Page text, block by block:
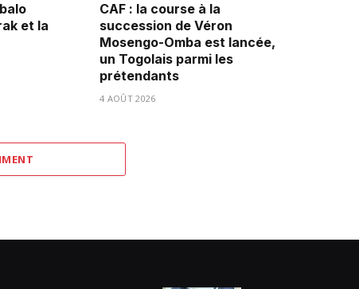
et la
CAF : la course à la
succession de Véron
Mosengo-Omba est lancée,
un Togolais parmi les
prétendants
4 AOÛT 2026